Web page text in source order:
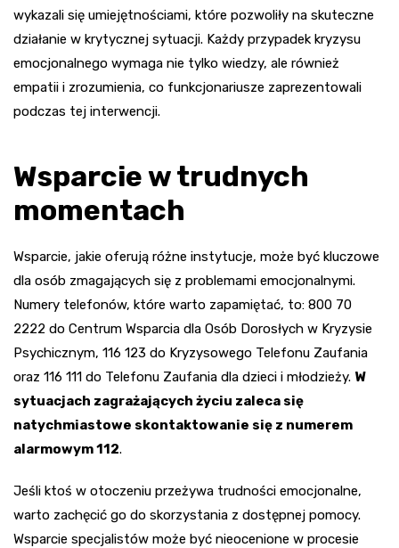
wykazali się umiejętnościami, które pozwoliły na skuteczne
działanie w krytycznej sytuacji. Każdy przypadek kryzysu
emocjonalnego wymaga nie tylko wiedzy, ale również
empatii i zrozumienia, co funkcjonariusze zaprezentowali
podczas tej interwencji.
Wsparcie w trudnych
momentach
Wsparcie, jakie oferują różne instytucje, może być kluczowe
dla osób zmagających się z problemami emocjonalnymi.
Numery telefonów, które warto zapamiętać, to: 800 70
2222 do Centrum Wsparcia dla Osób Dorosłych w Kryzysie
Psychicznym, 116 123 do Kryzysowego Telefonu Zaufania
oraz 116 111 do Telefonu Zaufania dla dzieci i młodzieży. W
sytuacjach zagrażających życiu zaleca się
natychmiastowe skontaktowanie się z numerem
alarmowym 112.
Jeśli ktoś w otoczeniu przeżywa trudności emocjonalne,
warto zachęcić go do skorzystania z dostępnej pomocy.
Wsparcie specjalistów może być nieocenione w procesie